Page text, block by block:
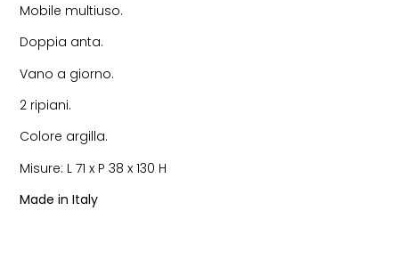
Mobile multiuso.
Doppia anta.
Vano a giorno.
2 ripiani.
Colore argilla.
Misure: L 71 x P 38 x 130 H
Made in Italy